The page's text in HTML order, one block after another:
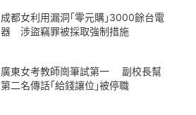
成都女利用漏洞｢零元購｣3000餘台電
器 涉盜竊罪被採取強制措施
廣東女考教師崗筆試第一 副校長幫
第二名傳話｢給錢讓位｣被停職